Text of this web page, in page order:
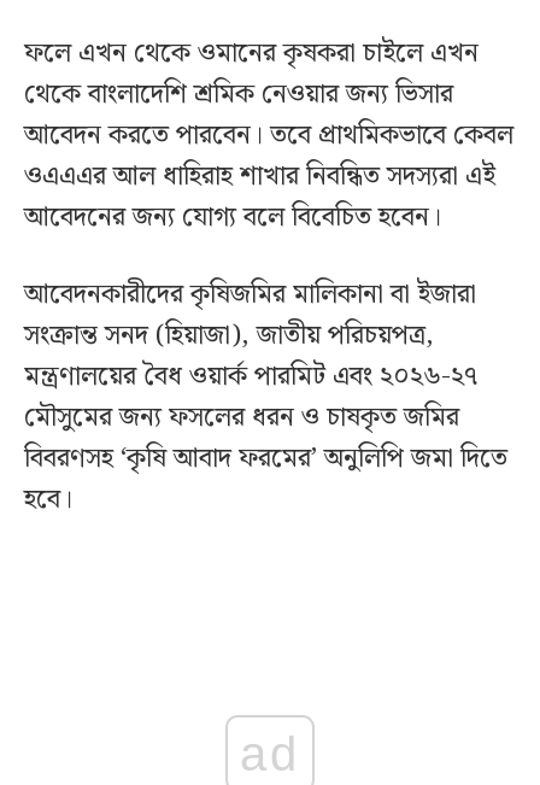
ফলে এখন থেকে ওমানের কৃষকরা চাইলে এখন
থেকে বাংলাদেশি শ্রমিক নেওয়ার জন্য ভিসার
আবেদন করতে পারবেন। তবে প্রাথমিকভাবে কেবল
ওএএএর আল ধাহিরাহ শাখার নিবন্ধিত সদস্যরা এই
আবেদনের জন্য যোগ্য বলে বিবেচিত হবেন।
আবেদনকারীদের কৃষিজমির মালিকানা বা ইজারা
সংক্রান্ত সনদ (হিয়াজা), জাতীয় পরিচয়পত্র,
মন্ত্রণালয়ের বৈধ ওয়ার্ক পারমিট এবং ২০২৬-২৭
মৌসুমের জন্য ফসলের ধরন ও চাষকৃত জমির
বিবরণসহ ‘কৃষি আবাদ ফরমের’ অনুলিপি জমা দিতে
হবে।
ad